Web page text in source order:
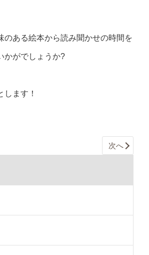
のある絵本から読み聞かせの時間を
かがでしょうか?
します！
次へ